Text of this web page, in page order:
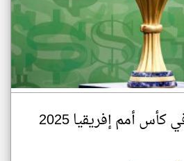
أمم إفريقيا 2025